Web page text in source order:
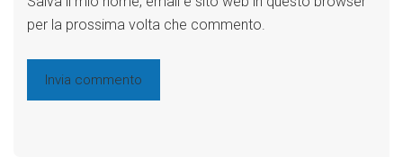
per la prossima volta che commento.